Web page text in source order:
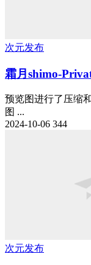
次元发布
霜月shimo-
预览图进行了压缩
图 ...
2024-10-06 344
次元发布